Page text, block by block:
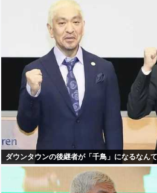
ダウンタウンの後継者が「千鳥」になるなん